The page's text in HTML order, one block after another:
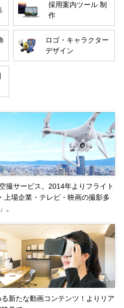
採用案内ツール 制
作
ロゴ・キャラクター
デザイン
撮サービス。2014年よりフライト
上場企業・テレビ・映画の撮影多
。
新たな動画コンテンツ！よりリア